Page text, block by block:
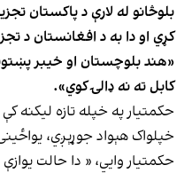
بلوڅانو له لارې د پاکستان
کړي او دا به د افغانستان د
«هند بلوچستان او خيبر
كابل ته نه ډالۍ كوي».
حکمتیار په خپله تازه لیکنه
خپلواک هېواد جوړېږي،
حکمتیار وايي، « دا حالت